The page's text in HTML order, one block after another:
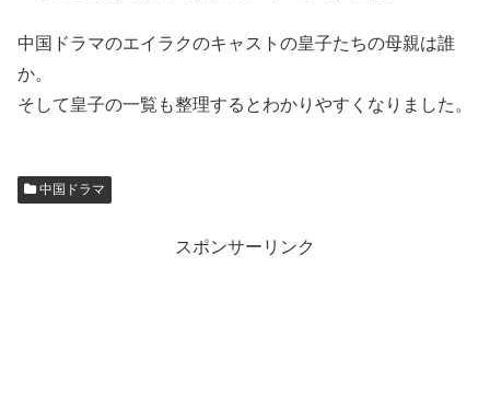
中国ドラマのエイラクのキャストの皇子たちの母親は誰
か。
そして皇子の一覧も整理するとわかりやすくなりました。
中国ドラマ
スポンサーリンク